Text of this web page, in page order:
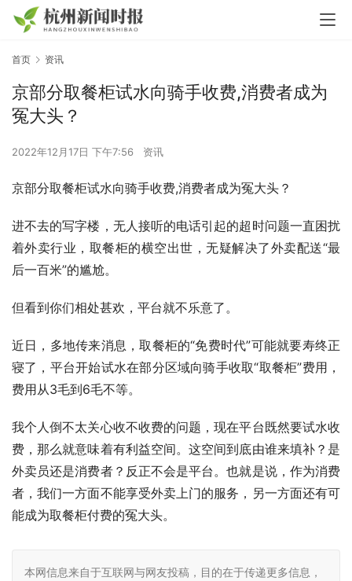
首页 资讯
京部分取餐柜试水向骑手收费,消费者成为
冤大头？
2022年12月17日 下午7:56 资讯
京部分取餐柜试水向骑手收费,消费者成为冤大头？
进不去的写字楼，无人接听的电话引起的超时问题一直困扰
着外卖行业，取餐柜的横空出世，无疑解决了外卖配送“最
后一百米”的尴尬。
但看到你们相处甚欢，平台就不乐意了。
近日，多地传来消息，取餐柜的“免费时代”可能就要寿终正
寝了，平台开始试水在部分区域向骑手收取“取餐柜”费用，
费用从3毛到6毛不等。
我个人倒不太关心收不收费的问题，现在平台既然要试水收
费，那么就意味着有利益空间。这空间到底由谁来填补？是
外卖员还是消费者？反正不会是平台。也就是说，作为消费
者，我们一方面不能享受外卖上门的服务，另一方面还有可
能成为取餐柜付费的冤大头。
本网信息来自于互联网与网友投稿，目的在于传递更多信息，